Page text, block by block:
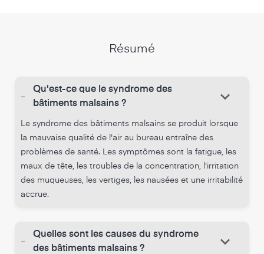
Résumé
-
Qu'est-ce que le syndrome des
bâtiments malsains ?
keyboard_arrow_down
Le syndrome des bâtiments malsains se produit lorsque
la mauvaise qualité de l'air au bureau entraîne des
problèmes de santé. Les symptômes sont la fatigue, les
maux de tête, les troubles de la concentration, l'irritation
des muqueuses, les vertiges, les nausées et une irritabilité
accrue.
-
Quelles sont les causes du syndrome
des bâtiments malsains ?
keyboard_arrow_down